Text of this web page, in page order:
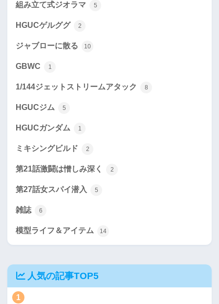
組み立て式ジオラマ 5
HGUCゲルググ 2
ジャブローに散る 10
GBWC 1
1/144ジェットストリームアタック 8
HGUCジム 5
HGUCガンダム 1
ミキシングビルド 2
第21話激闘は憎しみ深く 2
第27話女スパイ潜入 5
雑誌 6
模型ライフ＆アイテム 14
人気の記事TOP5
1